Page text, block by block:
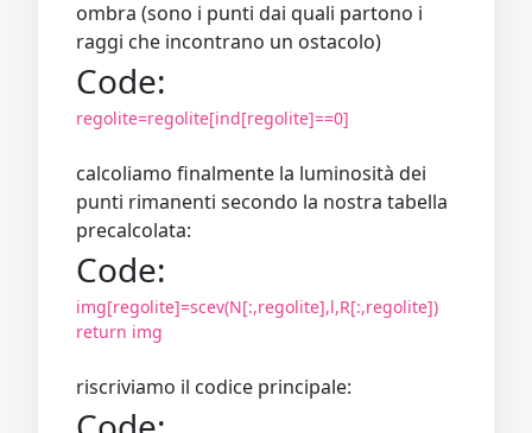
ombra (sono i punti dai quali partono i
raggi che incontrano un ostacolo)
Code:
regolite=regolite[ind[regolite]==0]
calcoliamo finalmente la luminosità dei
punti rimanenti secondo la nostra tabella
precalcolata:
Code:
img[regolite]=scev(N[:,regolite],l,R[:,regolite])
return img
riscriviamo il codice principale: